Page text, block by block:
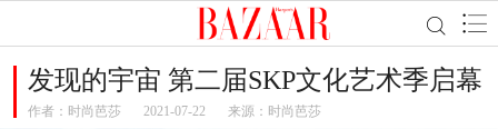
发现的宇宙 第二届SKP文化艺术季启幕
作者： 时尚芭莎 2021-07-22 来源：时尚芭莎